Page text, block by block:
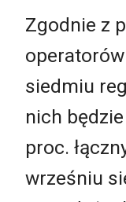
Zgodnie z
siedmiu
nich
proc.
wrześniu